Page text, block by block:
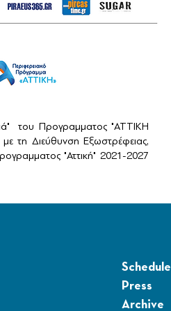
του Προγραμματος "ΑΤΤΙΚΗ
τη Διεύθυνση Εξωστρέφειας,
"Αττική" 2021-2027
Schedule
Press
Archive